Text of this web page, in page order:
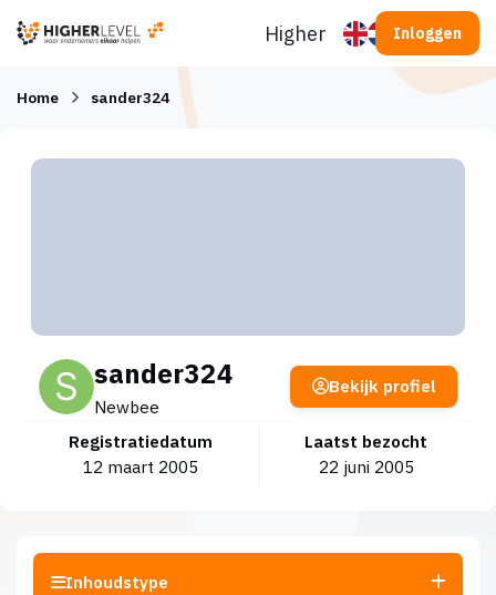
Higherlevel Inloggen
Home sander324
sander324
Newbee
Registratiedatum
12 maart 2005
Laatst bezocht
22 juni 2005
Bekijk profiel
Inhoudstype